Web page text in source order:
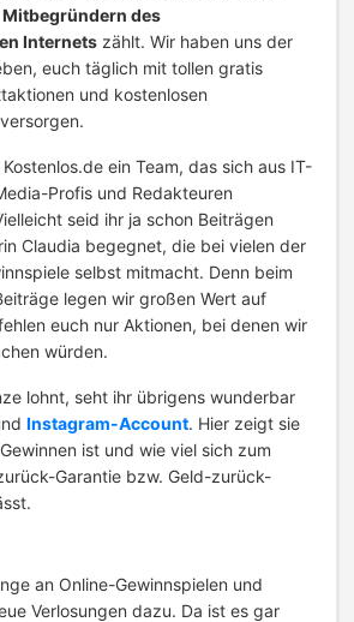
Mitbegründern des
Internets zählt. Wir haben uns der
euch täglich mit tollen gratis
und kostenlosen
ein Team, das sich aus IT-
Profis und Redakteuren
seid ihr ja schon Beiträgen
Claudia begegnet, die bei vielen der
selbst mitmacht. Denn beim
legen wir großen Wert auf
euch nur Aktionen, bei denen wir
würden.
lohnt, seht ihr übrigens wunderbar
Instagram-Account. Hier zeigt sie
ist und wie viel sich zum
Garantie bzw. Geld-zurück-
an Online-Gewinnspielen und
Verlosungen dazu. Da ist es gar